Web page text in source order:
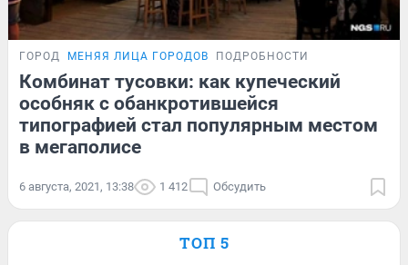
ГОРОД МЕНЯЯ ЛИЦА ГОРОДОВ ПОДРОБНОСТИ
Комбинат тусовки: как купеческий
особняк с обанкротившейся
типографией стал популярным местом
в мегаполисе
6 августа, 2021, 13:38 1 412 Обсудить
ТОП 5